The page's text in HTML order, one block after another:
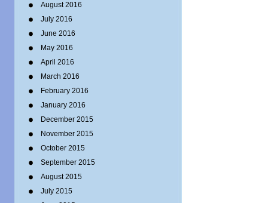
August 2016
July 2016
June 2016
May 2016
April 2016
March 2016
February 2016
January 2016
December 2015
November 2015
October 2015
September 2015
August 2015
July 2015